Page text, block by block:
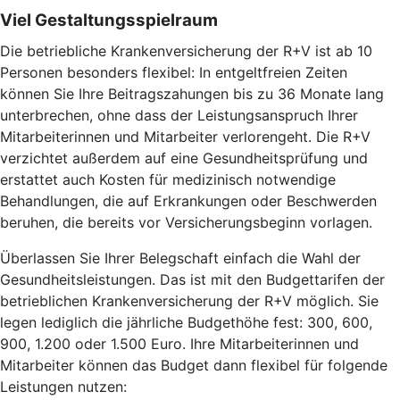
Viel Gestaltungsspielraum
Die betriebliche Krankenversicherung der R+V ist ab 10
Personen besonders flexibel: In entgeltfreien Zeiten
können Sie Ihre Beitragszahungen bis zu 36 Monate lang
unterbrechen, ohne dass der Leistungsanspruch Ihrer
Mitarbeiterinnen und Mitarbeiter verlorengeht. Die R+V
verzichtet außerdem auf eine Gesundheitsprüfung und
erstattet auch Kosten für medizinisch notwendige
Behandlungen, die auf Erkrankungen oder Beschwerden
beruhen, die bereits vor Versicherungsbeginn vorlagen.
Überlassen Sie Ihrer Belegschaft einfach die Wahl der
Gesundheitsleistungen. Das ist mit den Budgettarifen der
betrieblichen Krankenversicherung der R+V möglich. Sie
legen lediglich die jährliche Budgethöhe fest: 300, 600,
900, 1.200 oder 1.500 Euro. Ihre Mitarbeiterinnen und
Mitarbeiter können das Budget dann flexibel für folgende
Leistungen nutzen: